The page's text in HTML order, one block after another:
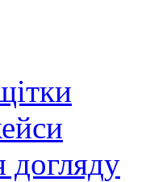
догляду